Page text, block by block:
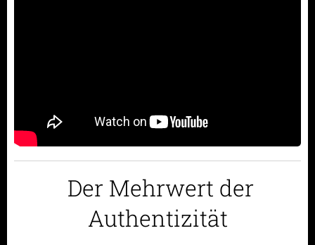
Der Mehrwert der
Authentizität